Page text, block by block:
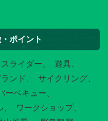
ポイント
スライダー
遊具
ンド
サイクリング
ーベキュー
ワークショップ